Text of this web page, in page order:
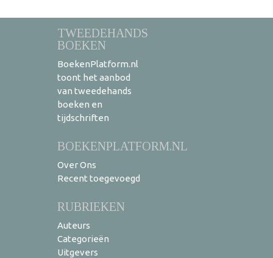
TWEEDEHANDS
BOEKEN
BoekenPlatform.nl
toont het aanbod
van tweedehands
boeken en
tijdschriften
BOEKENPLATFORM.NL
Over Ons
Recent toegevoegd
RUBRIEKEN
Auteurs
Categorieën
Uitgevers